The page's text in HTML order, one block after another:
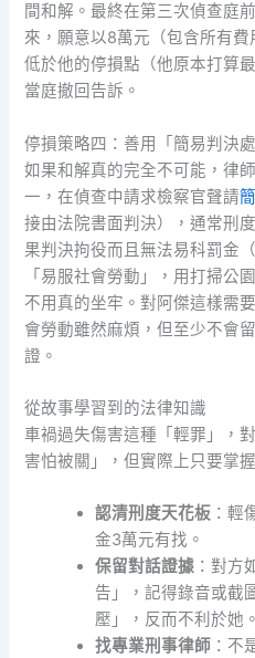
間和解。最終在第三次偵查庭
來，願意以8萬元（包含所有
低於他的停損點（他原本打算
當庭撤回告訴。
停損策略四：善用「簡易判決
如果和解真的完全不可能，律
一，在偵查中請求檢察官聲請
接由法院書面判決），通常刑
果判決拘役而且無法易科罰金
「易服社會勞動」，用打掃公
不用真的坐牢。對阿傑這樣需
會勞動雖然麻煩，但至少不會
證。
從故事學習到的法律知識
車禍過失傷害這種「輕罪」，
害怕被關」，但實際上只要掌
認清刑度天花板 ：輕
金3萬元有找。
保留對話證據 ：對方
告」，記得錄音或截
壓」，反而不利於她。
找專業刑事律師 ：不